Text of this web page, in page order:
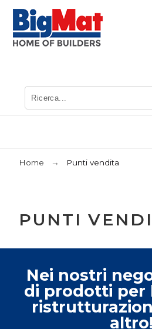
Home Punti vendita
PUNTI
Nei nostri
di prodotti per
altro!